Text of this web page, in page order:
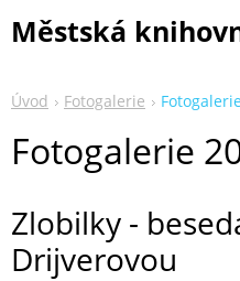
Městská
Úvod Fotogalerie
Fotogalerie
Zlobilky -
Drijverovou